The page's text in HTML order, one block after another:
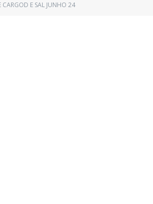
CARGOD E SAL JUNHO 24